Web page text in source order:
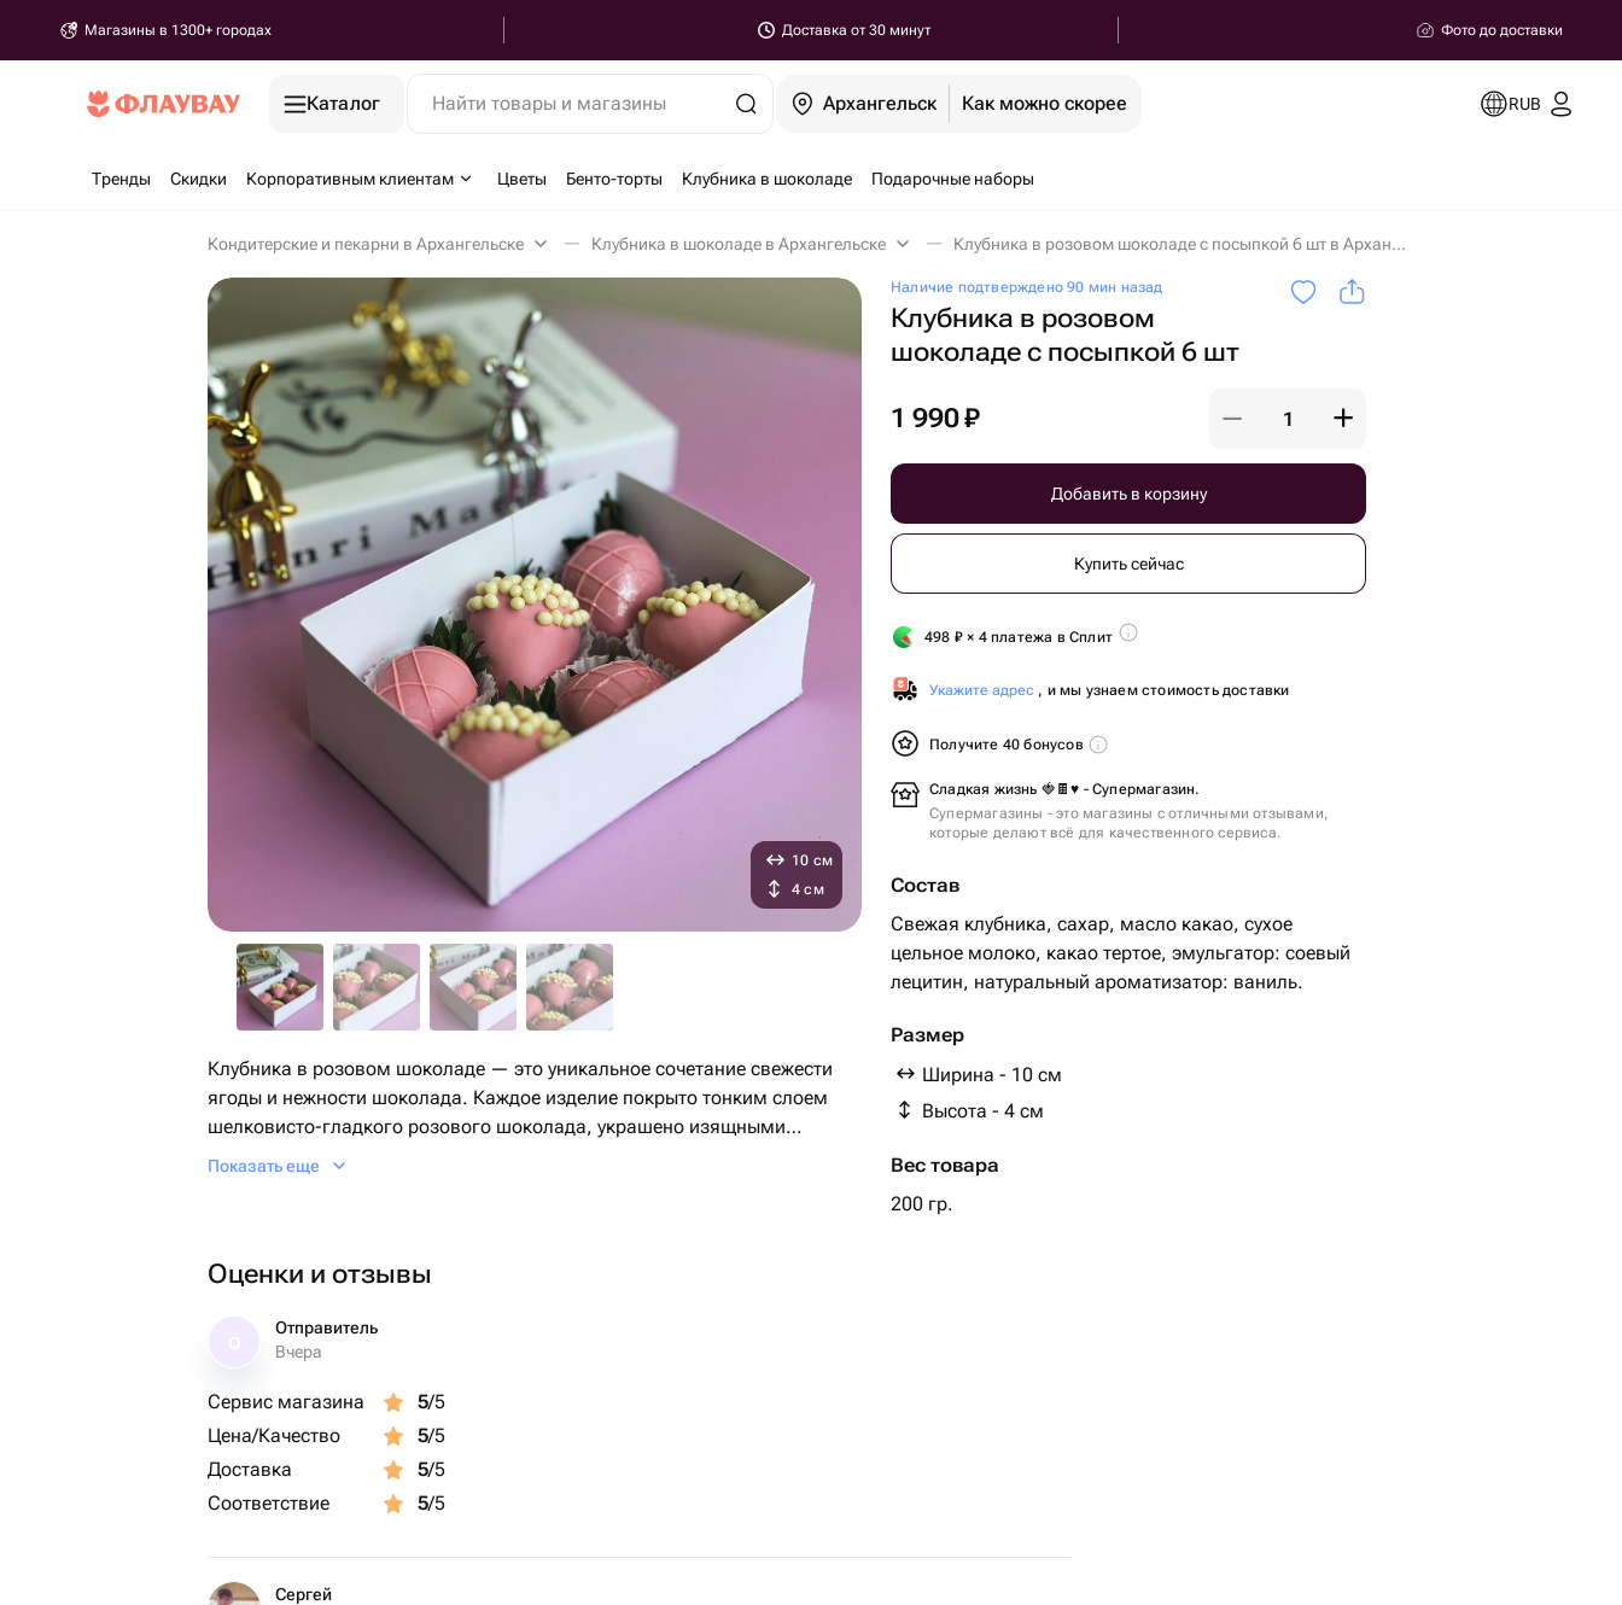
Магазины в 1300+ городах Доставка от 30 минут Фото до доставки
Каталог Найти товары и магазины Архангельск Как можно скорее RUB
Тренды Скидки Корпоративным клиентам Цветы Бенто-торты Клубника в шоколаде Подарочные наборы
Кондитерские и пекарни в Архангельске Клубника в шоколаде в Архангельске Клубника в розовом шоколаде с посыпкой 6 шт в Архангельске
Наличие подтверждено 90 мин назад
Клубника в розовом
шоколаде с посыпкой 6 шт
1 990₽
Добавить в корзину
Купить сейчас
498 ₽ × 4 платежа в Сплит
Укажите адрес , и мы узнаем стоимость доставки
Получите 40 бонусов
Сладкая жизнь 🍓🍫♥️ - Супермагазин.
Супермагазины - это магазины с отличными отзывами,
которые делают всё для качественного сервиса.
Состав
Свежая клубника, сахар, масло какао, сухое
цельное молоко, какао тертое, эмульгатор: соевый
лецитин, натуральный ароматизатор: ваниль.
Размер
Ширина - 10 см
Высота - 4 см
Вес товара
200 гр.
10 см
4 см
Клубника в розовом шоколаде — это уникальное сочетание свежести
ягоды и нежности шоколада. Каждое изделие покрыто тонким слоем
шелковисто-гладкого розового шоколада, украшено изящными
узорами, создающими атмосферу романтики и праздника.
восхитительным угощением для любителей необычных сладостей.
Показать еще
Оценки и отзывы
Отправитель
Вчера
Сервис магазина 5/5
Цена/Качество
5/5
Доставка
5/5
Соответствие
5/5
Сергей